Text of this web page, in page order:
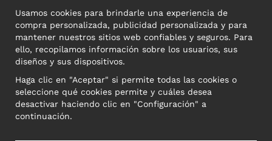
REDES SOCIALES
DIRECCIÓN COMERCIAL
Motley Denim Europe OÜ
Narva mnt 5, EE-10117 Tallinn
Reg: 12356245
Usamos cookies para brindarle una experiencia de
compra personalizada, publicidad personalizada y para
mantener nuestros sitios web confiables y seguros. Para
ello, recopilamos información sobre los usuarios, sus
diseños y sus dispositivos.
Haga clic en "Aceptar" si permite todas las cookies o
seleccione qué cookies permite y cuáles desea
desactivar haciendo clic en "Configuración" a
continuación.